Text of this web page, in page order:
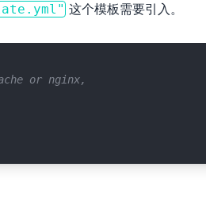
这个模板需要引入。
or nginx,